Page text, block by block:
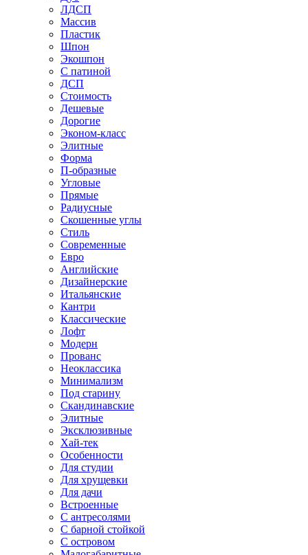
ЛДСП
Массив
Пластик
Шпон
Экошпон
С патиной
ДСП
Стоимость
Дешевые
Дорогие
Эконом-класс
Элитные
Форма
П-образные
Угловые
Прямые
Радиусные
Скошенные углы
Стиль
Современные
Евро
Английские
Дизайнерские
Итальянские
Кантри
Классические
Лофт
Модерн
Прованс
Неоклассика
Минимализм
Под старину
Скандинавские
Элитные
Эксклюзивные
Хай-тек
Особенности
Для студии
Для хрущевки
Для дачи
Встроенные
С антресолями
С барной стойкой
С островом